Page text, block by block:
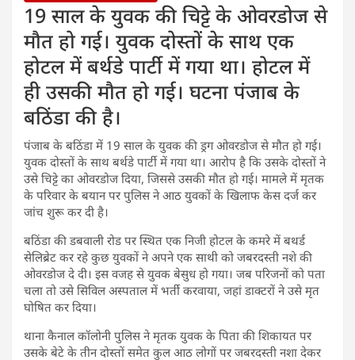
19 साल के युवक की चिट्टे के ओवरडोज से
मौत हो गई। युवक दोस्तों के साथ एक
होटल में बर्थडे पार्टी में गया था। होटल में
ही उसकी मौत हो गई। घटना पंजाब के
बठिंडा की है।
पंजाब के बठिंडा में 19 साल के युवक की ड्रग ओवरडोज से मौत हो गई।
युवक दोस्तों के साथ बर्थडे पार्टी में गया था। आरोप है कि उसके दोस्तों ने
उसे चिट्टे का ओवरडोज दिया, जिससे उसकी मौत हो गई। मामले में मृतक
के परिवार के बयान पर पुलिस ने आठ युवकों के खिलाफ केस दर्ज कर
जांच शुरू कर दी है।
बठिंडा की डबवाली रोड पर स्थित एक निजी होटल के कमरे में बथर्ड
सेलिब्रेट कर रहे कुछ युवकों ने अपने एक साथी को जबरदस्ती नशे की
ओवरडोज दे दी। इस वजह से युवक बेसुध हो गया। जब परिजनों को पता
चला तो उसे सिविल अस्पताल में भर्ती करवाया, जहां डाक्टरों ने उसे मृत
घोषित कर दिया।
थाना कैनाल कॉलोनी पुलिस ने मृतक युवक के पिता की शिकायत पर
उसके बेटे के तीन दोस्तों समेत कुल आठ लोगों पर जबरदस्ती नशा देकर